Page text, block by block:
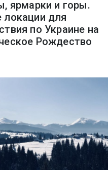
ярмарки и горы.
локации для
по Украине на
Рождество